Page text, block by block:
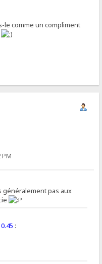
le comme un compliment
PM
généralement pas aux
0.45 :